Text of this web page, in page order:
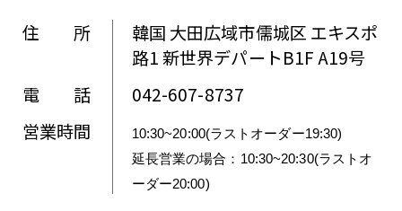
住 所
韓国 大田広域市儒城区 エキスポ
路1 新世界デパートB1F A19号
電 話
042-607-8737
営業時間
10:30~20:00(ラストオーダー19:30)
延長営業の場合：10:30~20:30(ラストオ
ーダー20:00)